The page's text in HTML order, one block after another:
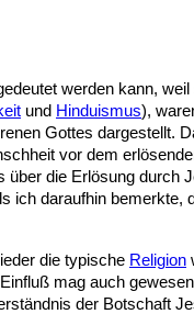
werden kann,
und Hinduismus),
Gottes dargestellt.
vor dem
über die Erlösung durch
ich daraufhin bemerkte,
die typische Religion
mag auch
der Botschaft